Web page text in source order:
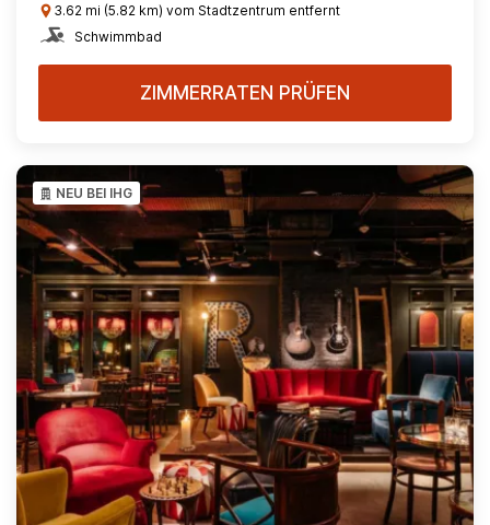
3.62 mi (5.82 km) vom Stadtzentrum entfernt
Schwimmbad
ZIMMERRATEN PRÜFEN
NEU BEI IHG